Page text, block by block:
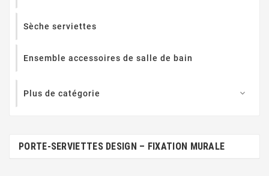
Sèche serviettes
Ensemble accessoires de salle de bain
Plus de catégorie 
PORTE-SERVIETTES DESIGN – FIXATION MURALE